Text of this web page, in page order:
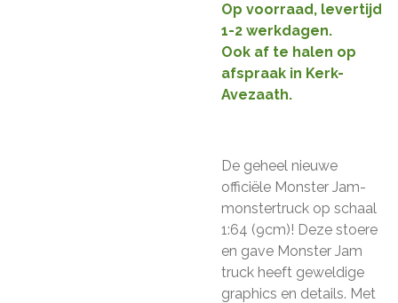
Op voorraad, levertijd
1-2 werkdagen.
Ook af te halen op
afspraak in Kerk-
Avezaath.
De geheel nieuwe
officiële Monster Jam-
monstertruck op schaal
1:64 (9cm)! Deze stoere
en gave Monster Jam
truck heeft geweldige
graphics en details. Met